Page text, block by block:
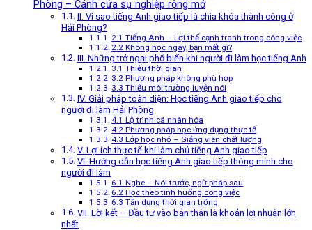
Phòng – Cánh cửa sự nghiệp rộng mở
II. Vì sao tiếng Anh giao tiếp là chìa khóa thành công ở
Hải Phòng?
2.1 Tiếng Anh – Lợi thế cạnh tranh trong công việc
2.2 Không học ngay, bạn mất gì?
III. Những trở ngại phổ biến khi người đi làm học tiếng Anh
3.1 Thiếu thời gian
3.2 Phương pháp không phù hợp
3.3 Thiếu môi trường luyện nói
IV. Giải pháp toàn diện: Học tiếng Anh giao tiếp cho
người đi làm Hải Phòng
4.1 Lộ trình cá nhân hóa
4.2 Phương pháp học ứng dụng thực tế
4.3 Lớp học nhỏ – Giảng viên chất lượng
V. Lợi ích thực tế khi làm chủ tiếng Anh giao tiếp
VI. Hướng dẫn học tiếng Anh giao tiếp thông minh cho
người đi làm
6.1 Nghe – Nói trước, ngữ pháp sau
6.2 Học theo tình huống công việc
6.3 Tận dụng thời gian trống
VII. Lời kết – Đầu tư vào bản thân là khoản lợi nhuận lớn
nhất